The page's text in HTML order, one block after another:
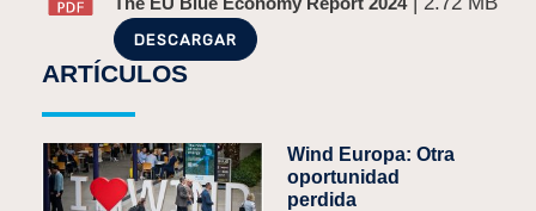
The EU Blue Economy Report 2024
DESCARGAR
ARTÍCULOS
Wind Europa: Otra
oportunidad
perdida